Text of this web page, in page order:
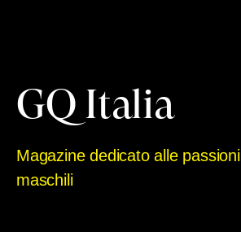
GQ Italia
Magazine dedicato alle passioni
maschili